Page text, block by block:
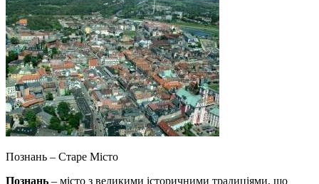
Познань – Старе Місто
Познань – місто з великими історичними традиціями, що